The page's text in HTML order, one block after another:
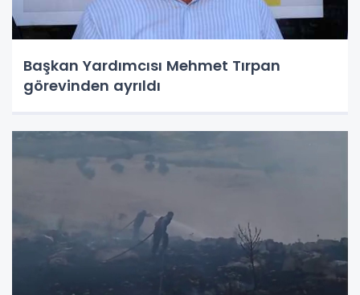
Başkan Yardımcısı Mehmet Tırpan
görevinden ayrıldı